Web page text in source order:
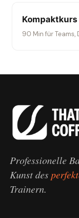
90 Min für Teams,
Professionelle
Kunst des
Trainern.